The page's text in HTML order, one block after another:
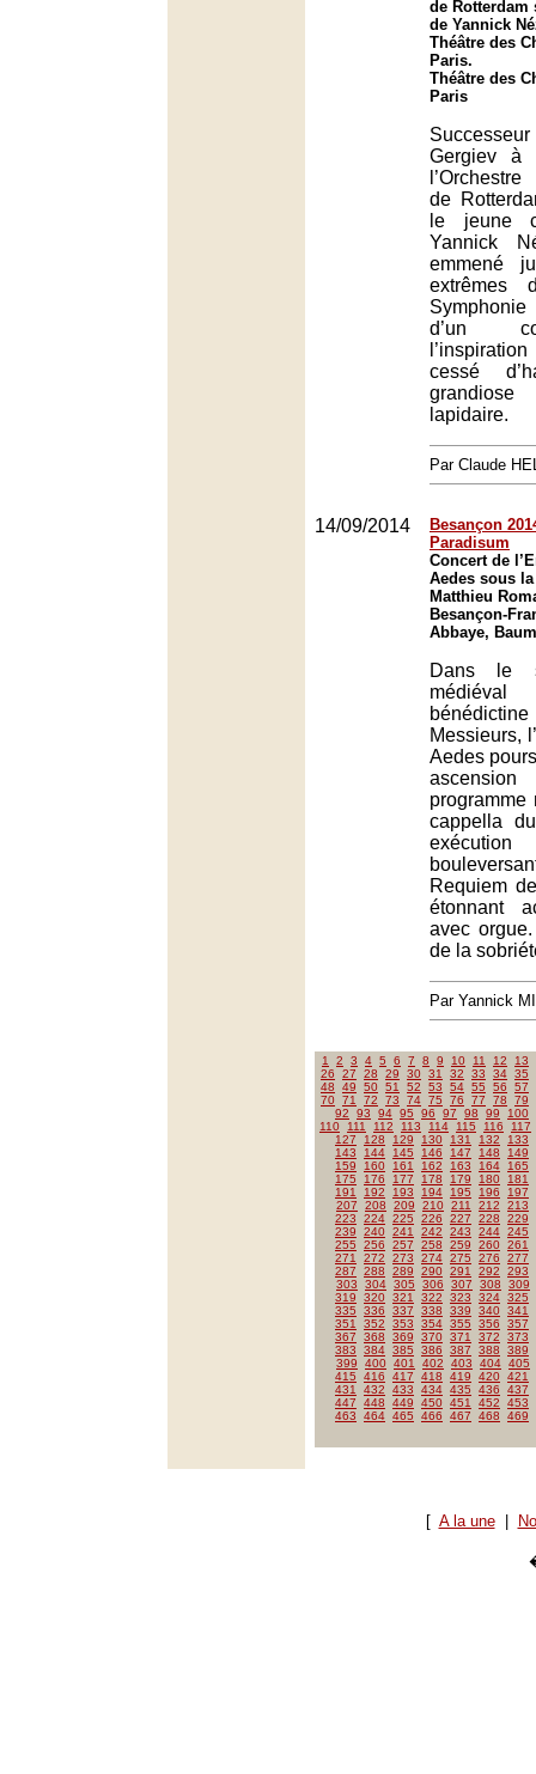
de
de Yannick
Théâtre des
Paris.
Théâtre des
Paris
Gergiev à
de
le jeune
Yannick
emmené
extrêmes
d’un
cessé
lapidaire.
Par Claude
14/09/2014
Besançon
Paradisum
Concert de
Aedes sous
Matthieu
Besançon-
Abbaye,
Dans le
médiéval
Messieurs,
Aedes
cappella
Requiem
étonnant
avec
de la
Par Yannick
1 2 3 4 5 6 7 8 9 10 11 12
13
26
27 28 29 30 31 32 33 34 35
48
49 50 51 52 53 54 55 56
57
70 71 72 73 74 75 76 77 78
79
92
93 94 95 96 97 98 99
100
110
111 112 113 114 115 116
117
127
128 129 130 131 132
133
143
144 145 146 147 148
149
159
160 161 162 163 164
165
175
176 177 178 179 180
181
191
192 193 194 195 196
197
207
208 209 210 211 212
213
223
224 225 226 227 228
229
239
240 241 242 243 244 245
255
256 257 258 259 260 261
271
272 273 274 275 276
277
287
288 289 290 291 292
293
303
304 305 306 307 308
309
319
320 321 322 323 324 325
335
336 337 338 339 340 341
351
352 353 354 355 356
357
367
368 369 370 371 372
373
383
384 385 386 387 388
389
399
400 401 402 403 404 405
415
416 417 418 419 420 421
431
432 433 434 435 436
437
447
448 449 450 451 452
453
463
464 465 466 467 468 469
[ A la une|